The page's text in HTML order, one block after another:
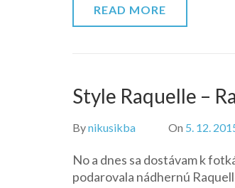
READ MORE
Style Raquelle –
Bynikusikba On 5. 12.
No a dnes sa dostávam k
podarovala nádhernú